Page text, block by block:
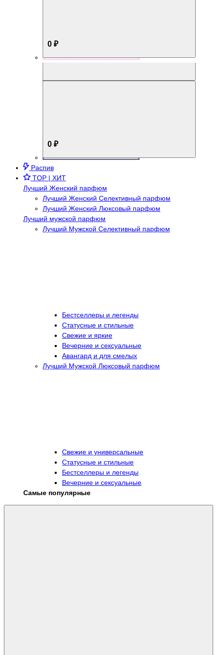
0 ₽
0 ₽
Распив
TOP | ХИТ
Лучший Женский парфюм
Лучший Женский Селективный парфюм
Лучший Женский Люксовый парфюм
Лучший мужской парфюм
Лучший Мужской Селективный парфюм
Бестселлеры и легенды
Статусные и стильные
Свежие и яркие
Вечерние и сексуальные
Авангард и для смелых
Лучший Мужской Люксовый парфюм
Свежие и универсальные
Статусные и стильные
Бестселлеры и легенды
Вечерние и сексуальные
Самые популярные